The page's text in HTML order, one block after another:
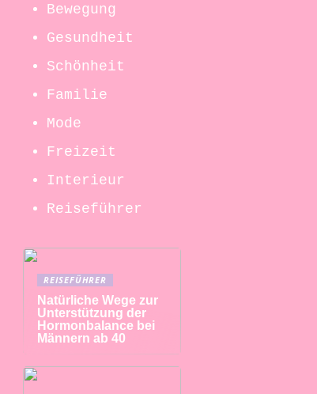
Bewegung
Gesundheit
Schönheit
Familie
Mode
Freizeit
Interieur
Reiseführer
REISEFÜHRER
Natürliche Wege zur
Unterstützung der
Hormonbalance bei
Männern ab 40